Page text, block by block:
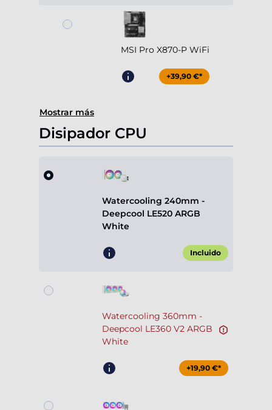
MSI Pro X870-P WiFi
+39,90 €*
Mostrar más
Disipador CPU
Watercooling 240mm -
Deepcool LE520 ARGB
White
Incluido
Watercooling 360mm -
Deepcool LE360 V2 ARGB
White
+19,90 €*